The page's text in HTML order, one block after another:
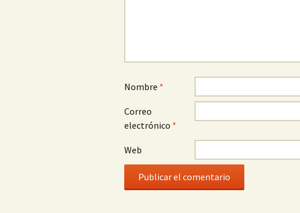
Nombre *
Correo
electrónico *
Web